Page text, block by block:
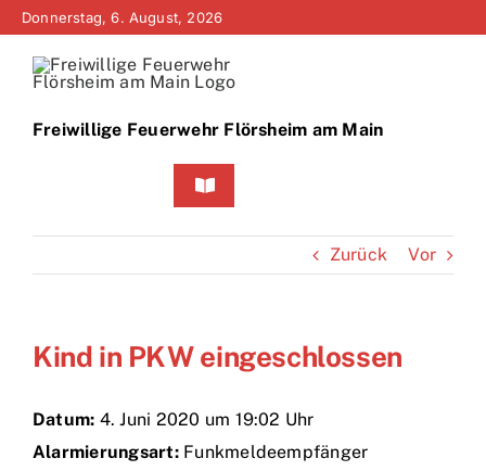
Zum
springen
Donnerstag, 6. August, 2026
Freiwillige Feuerwehr Flörsheim am Main
Toggle
Home
Bürgerinfo
Über uns
Zurück Vor
Kind in PKW eingeschlossen
Datum: 4. Juni 2020 um 19:02 Uhr
Alarmierungsart:Funkmeldeempfänger